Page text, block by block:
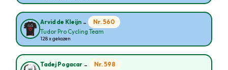
Arvid de Kleijn - Nr. 560
Tudor Pro Cycling Team
128 x gekozen
Tadej Pogacar - Nr. 598